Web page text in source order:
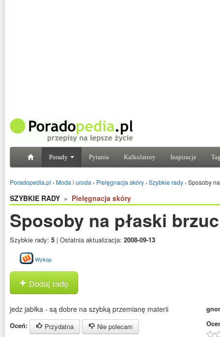
Porady Pytania Kalkulatory Inspiracje
Poradopedia.pl › Moda i uroda › Pielęgnacja skóry › Szybkie rady › Sposoby
SZYBKIE RADY » Pielęgnacja skóry
Sposoby na płaski
Szybkie rady: 5 | Ostatnia aktualizacja: 2008-09-13
Wykop
Dodaj radę
jedz jabłka - są dobre na szybką przemianę materii
Oceń: Przydatna Nie polecam